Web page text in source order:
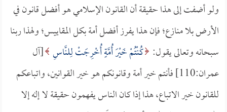
ولو أضفت إلى هذا حقيقة أن القانون الإسلامي هو أفضل قانون في
الأرض بلا منازع؛ فإن هذا يفرز أفضل أمة بكل المقاييس؛ ولهذا ربنا
سبحانه وتعالى يقول: كُنْتُمْ خَيْرَ أُمَّةٍ أُخْرِجَتْ لِلنَّاسِ [آل
عمران:110] فأنتم خير أمة وقانونكم هو خير القوانين، واتباعكم
للقانون خير الاتباع، هذا إذا كان الناس يفهمون حقيقة لا إله إلا